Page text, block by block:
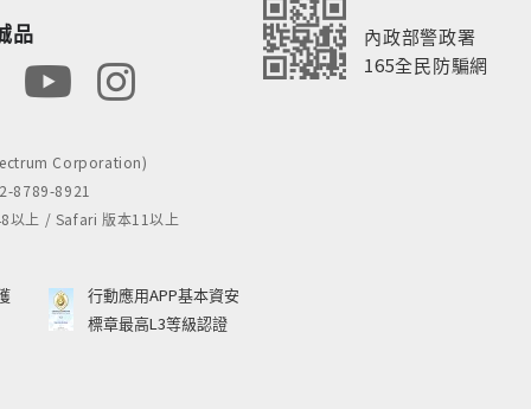
品
內政部警政署
165全民防騙網
Corporation)
8789-8921
以上 / Safari 版本11以上
行動應用APP基本資安
標章最高L3等級認證